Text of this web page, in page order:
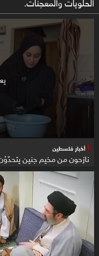
أخبار فلسطين
نازحون من مخيم جنين